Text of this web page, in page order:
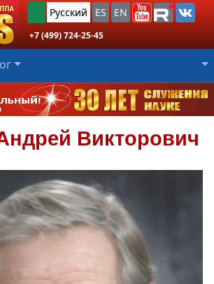
Русский ES EN
+7 (499) 724-25-45
Викторович